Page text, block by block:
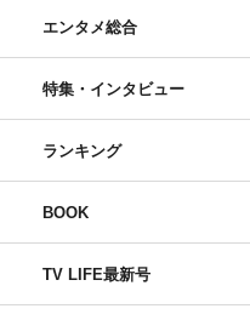
エンタメ総合
特集・インタビュー
ランキング
BOOK
TV LIFE最新号